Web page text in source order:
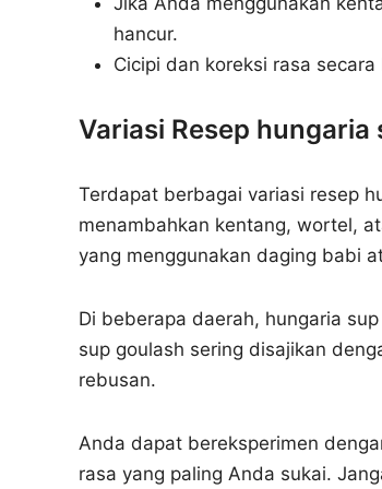
hancur.
Cicipi dan koreksi rasa
Variasi Resep
Terdapat berbagai variasi resep
menambahkan kentang, wortel,
yang menggunakan daging babi
Di beberapa daerah, hungaria
sup goulash sering disajikan
rebusan.
Anda dapat bereksperimen
rasa yang paling Anda sukai.